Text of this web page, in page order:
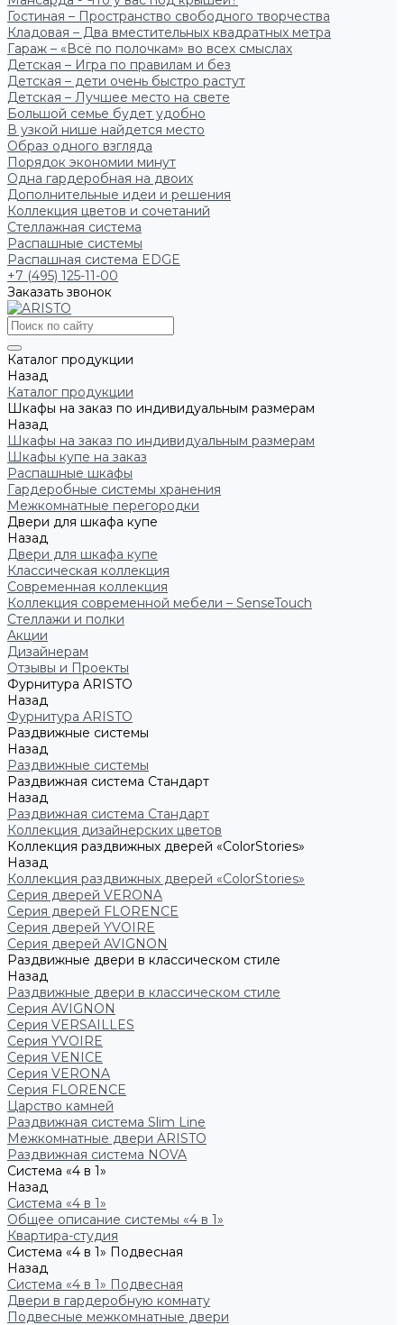
Гостиная – Пространство свободного творчества
Кладовая – Два вместительных квадратных метра
Гараж – «Всё по полочкам» во всех смыслах
Детская – Игра по правилам и без
Детская – дети очень быстро растут
Детская – Лучшее место на свете
Большой семье будет удобно
В узкой нише найдется место
Образ одного взгляда
Порядок экономии минут
Одна гардеробная на двоих
Дополнительные идеи и решения
Коллекция цветов и сочетаний
Стеллажная система
Распашные системы
Распашная система EDGE
+7 (495) 125-11-00
Заказать звонок
Каталог продукции
Назад
Каталог продукции
Шкафы на заказ по индивидуальным размерам
Назад
Шкафы на заказ по индивидуальным размерам
Шкафы купе на заказ
Распашные шкафы
Гардеробные системы хранения
Межкомнатные перегородки
Двери для шкафа купе
Назад
Двери для шкафа купе
Классическая коллекция
Современная коллекция
Коллекция современной мебели – SenseTouch
Стеллажи и полки
Акции
Дизайнерам
Отзывы и Проекты
Фурнитура ARISTO
Назад
Фурнитура ARISTO
Раздвижные системы
Назад
Раздвижные системы
Раздвижная система Стандарт
Назад
Раздвижная система Стандарт
Коллекция дизайнерских цветов
Коллекция раздвижных дверей «ColorStories»
Назад
Коллекция раздвижных дверей «ColorStories»
Серия дверей VERONA
Серия дверей FLORENCE
Серия дверей YVOIRE
Серия дверей AVIGNON
Раздвижные двери в классическом стиле
Назад
Раздвижные двери в классическом стиле
Серия AVIGNON
Серия VERSAILLES
Серия YVOIRE
Серия VENICE
Серия VERONA
Серия FLORENCE
Царство камней
Раздвижная система Slim Line
Межкомнатные двери ARISTO
Раздвижная система NOVA
Система «4 в 1»
Назад
Система «4 в 1»
Общее описание системы «4 в 1»
Квартира-студия
Система «4 в 1» Подвесная
Назад
Система «4 в 1» Подвесная
Двери в гардеробную комнату
Подвесные межкомнатные двери